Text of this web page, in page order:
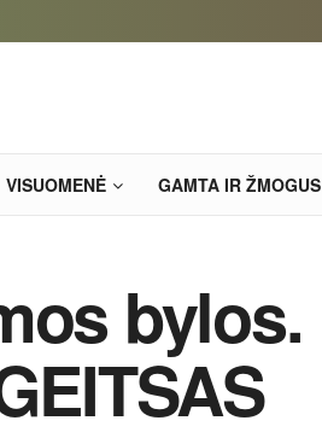
VISUOMENĖ GAMTA IR ŽMOGUS
bylos.